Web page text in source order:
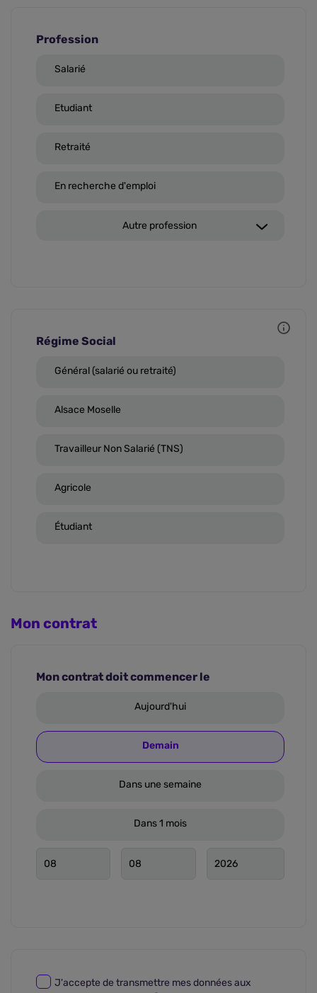
Profession
Salarié
Etudiant
Retraité
En recherche d'emploi
Autre profession
Régime Social
Général (salarié ou retraité)
Alsace Moselle
Travailleur Non Salarié (TNS)
Agricole
Étudiant
Mon contrat
Mon contrat doit commencer le
Aujourd'hui
Demain
Dans une semaine
Dans 1 mois
J'accepte de transmettre mes données aux